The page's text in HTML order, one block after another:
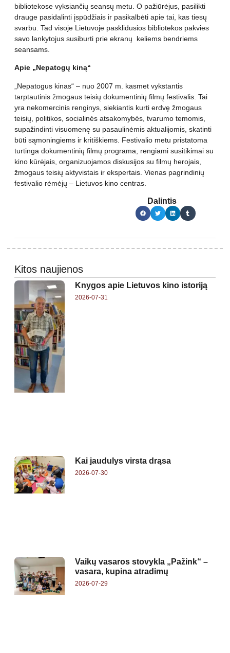
bibliotekose vyksiančių seansų metu. O pažiūrėjus, pasilikti
drauge pasidalinti įspūdžiais ir pasikalbėti apie tai, kas tiesų
svarbu. Tad visoje Lietuvoje pasklidusios bibliotekos pakvies
savo lankytojus susiburti prie ekranų keliems bendriems
seansams.
Apie „Nepatogų kiną“
„Nepatogus kinas“ – nuo 2007 m. kasmet vykstantis
tarptautinis žmogaus teisių dokumentinių filmų festivalis. Tai
yra nekomercinis renginys, siekiantis kurti erdvę žmogaus
teisių, politikos, socialinės atsakomybės, tvarumo temomis,
supažindinti visuomenę su pasaulinėmis aktualijomis, skatinti
būti sąmoningiems ir kritiškiems. Festivalio metu pristatoma
turtinga dokumentinių filmų programa, rengiami susitikimai su
kino kūrėjais, organizuojamos diskusijos su filmų herojais,
žmogaus teisių aktyvistais ir ekspertais. Vienas pagrindinių
festivalio rėmėjų – Lietuvos kino centras.
Dalintis
Kitos naujienos
Knygos apie Lietuvos kino istoriją
2026-07-31
Kai jaudulys virsta drąsa
2026-07-30
Vaikų vasaros stovykla „Pažink“ –
vasara, kupina atradimų
2026-07-29